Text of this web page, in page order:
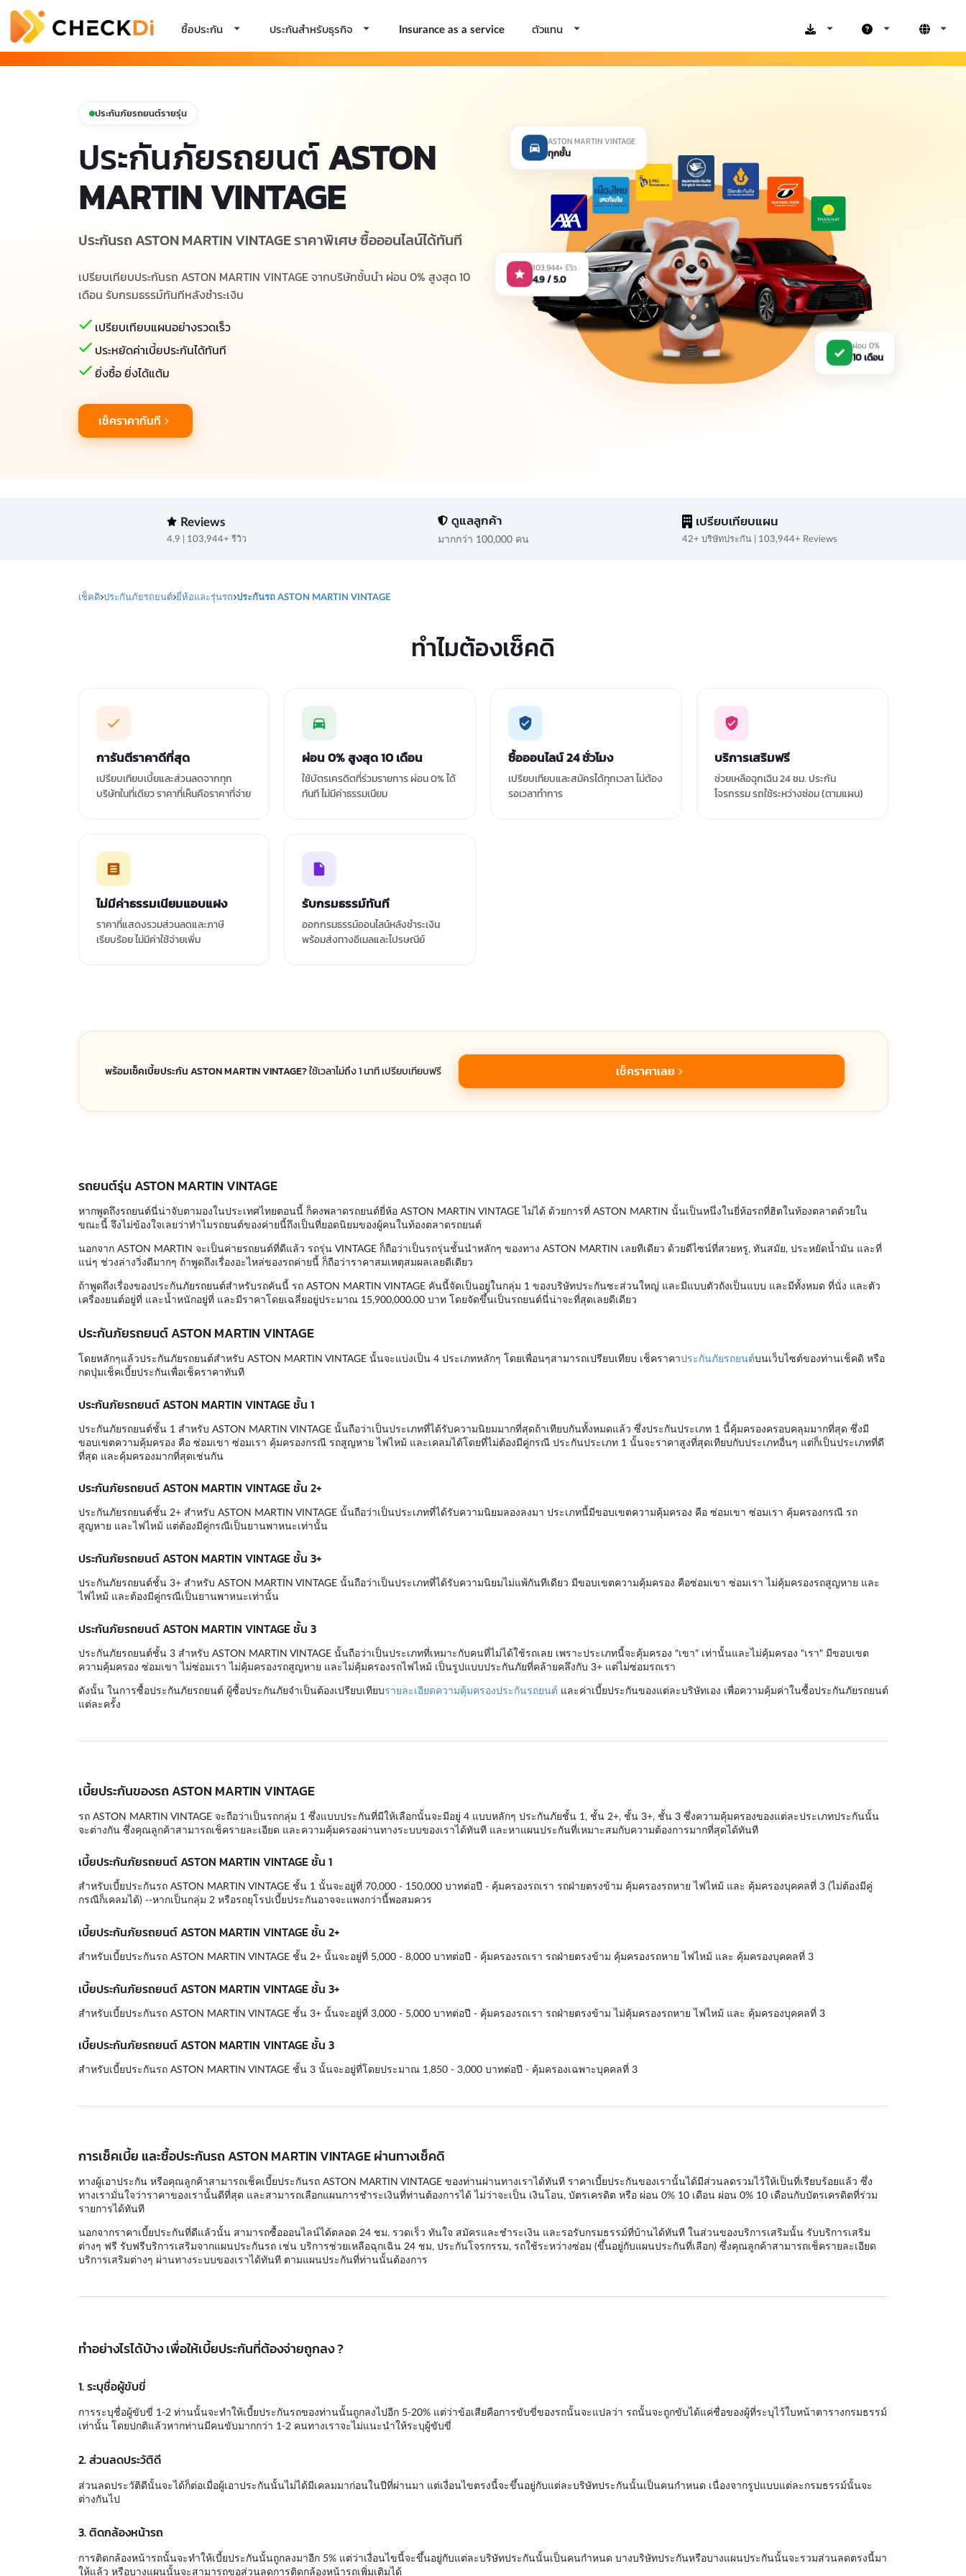
ซื้อประกัน ประกันสำหรับธุรกิจ Insurance as a service ตัวแทน
ประกันภัยรถยนต์รายรุ่น
ประกันภัยรถยนต์ASTON
MARTIN VINTAGE
ประกันรถ ASTON MARTIN VINTAGE ราคาพิเศษ ซื้อออนไลน์ได้ทันที
เปรียบเทียบประกันรถ ASTON MARTIN VINTAGE จากบริษัทชั้นนำ ผ่อน 0% สูงสุด 10
เดือน รับกรมธรรม์ทันทีหลังชำระเงิน
เปรียบเทียบแผนอย่างรวดเร็ว
ประหยัดค่าเบี้ยประกันได้ทันที
ยิ่งซื้อ ยิ่งได้แต้ม
เช็คราคาทันที
ASTON MARTIN VINTAGE
ทุกชั้น
ผ่อน 0%
10 เดือน
103,944+ รีวิว
4.9 / 5.0
Reviews
4.9 | 103,944+ รีวิว
ดูแลลูกค้า
มากกว่า 100,000 คน
เปรียบเทียบแผน
42+ บริษัทประกัน | 103,944+ Reviews
เช็คดิ ประกันภัยรถยนต์ ยี่ห้อและรุ่นรถ ประกันรถ ASTON MARTIN VINTAGE
ทำไมต้องเช็คดิ
การันตีราคาดีที่สุด
เปรียบเทียบเบี้ยและส่วนลดจากทุก
บริษัทในที่เดียว ราคาที่เห็นคือราคาที่จ่าย
ผ่อน 0% สูงสุด 10 เดือน
ใช้บัตรเครดิตที่ร่วมรายการ ผ่อน 0% ได้
ทันที ไม่มีค่าธรรมเนียม
ซื้อออนไลน์ 24 ชั่วโมง
เปรียบเทียบและสมัครได้ทุกเวลา ไม่ต้อง
รอเวลาทำการ
บริการเสริมฟรี
ช่วยเหลือฉุกเฉิน 24 ชม. ประกัน
โจรกรรม รถใช้ระหว่างซ่อม (ตามแผน)
ไม่มีค่าธรรมเนียมแอบแฝง
ราคาที่แสดงรวมส่วนลดและภาษี
เรียบร้อย ไม่มีค่าใช้จ่ายเพิ่ม
รับกรมธรรม์ทันที
ออกกรมธรรม์ออนไลน์หลังชำระเงิน
พร้อมส่งทางอีเมลและไปรษณีย์
พร้อมเช็คเบี้ยประกัน ASTON MARTIN VINTAGE?ใช้เวลาไม่ถึง 1 นาที เปรียบเทียบฟรี เช็คราคาเลย
รถยนต์รุ่น ASTON MARTIN VINTAGE
หากพูดถึงรถยนต์นี่น่าจับตามองในประเทศไทยตอนนี้ ก็คงพลาดรถยนต์ยี่ห้อ ASTON MARTIN VINTAGE ไม่ได้ ด้วยการที่ ASTON MARTIN นั้นเป็นหนึ่งในยี่ห้อรถที่ฮิตในท้องตลาดด้วยใน
ขณะนี้ จึงไม่ข้องใจเลยว่าทำไมรถยนต์ของค่ายนี้ถึงเป็นที่ยอดนิยมของผู้คนในท้องตลาดรถยนต์
นอกจาก ASTON MARTIN จะเป็นค่ายรถยนต์ที่ดีแล้ว รถรุ่น VINTAGE ก็ถือว่าเป็นรถรุ่นชั้นนำหลักๆ ของทาง ASTON MARTIN เลยทีเดียว ด้วยดีไซน์ที่สวยหรู, ทันสมัย, ประหยัดน้ำมัน และที่
แน่ๆ ช่วงล่างวิ่งดีมากๆ ถ้าพูดถึงเรื่องอะไหล่ของรถค่ายนี้ ก็ถือว่าราคาสมเหตุสมผลเลยดีเดียว
ถ้าพูดถึงเรื่องของประกันภัยรถยนต์สำหรับรถคันนี้ รถ ASTON MARTIN VINTAGE คันนี้จัดเป็นอยู่ในกลุ่ม 1 ของบริษัทประกันซะส่วนใหญ่ และมีแบบตัวถังเป็นแบบ และมีทั้งหมด ที่นั่ง และตัว
เครื่องยนต์อยู่ที่ และน้ำหนักอยู่ที่ และมีราคาโดยเฉลี่ยอยู่ประมาณ 15,900,000.00 บาท โดยจัดขึ้นเป็นรถยนต์นี่น่าจะที่สุดเลยดีเดียว
ประกันภัยรถยนต์ ASTON MARTIN VINTAGE
โดยหลักๆแล้วประกันภัยรถยนต์สำหรับ ASTON MARTIN VINTAGE นั้นจะแบ่งเป็น 4 ประเภทหลักๆ โดยเพื่อนๆสามารถเปรียบเทียบ เช็คราคาประกันภัยรถยนต์บนเว็บไซต์ของท่านเช็คดิ หรือ
กดปุ่มเช็คเบี้ยประกันเพื่อเช็คราคาทันที
ประกันภัยรถยนต์ ASTON MARTIN VINTAGE ชั้น 1
ประกันภัยรถยนต์ชั้น 1 สำหรับ ASTON MARTIN VINTAGE นั้นถือว่าเป็นประเภทที่ได้รับความนิยมมากที่สุดถ้าเทียบกันทั้งหมดแล้ว ซึ่งประกันประเภท 1 นี้คุ้มครองครอบคลุมมากที่สุด ซึ่งมี
ขอบเขตความคุ้มครอง คือ ซ่อมเขา ซ่อมเรา คุ้มครองกรณี รถสูญหาย ไฟไหม้ และเคลมได้โดยที่ไม่ต้องมีคู่กรณี ประกันประเภท 1 นั้นจะราคาสูงที่สุดเทียบกับประเภทอื่นๆ แต่ก็เป็นประเภทที่ดี
ที่สุด และคุ้มครองมากที่สุดเช่นกัน
ประกันภัยรถยนต์ ASTON MARTIN VINTAGE ชั้น 2+
ประกันภัยรถยนต์ชั้น 2+ สำหรับ ASTON MARTIN VINTAGE นั้นถือว่าเป็นประเภทที่ได้รับความนิยมลองลงมา ประเภทนี้มีขอบเขตความคุ้มครอง คือ ซ่อมเขา ซ่อมเรา คุ้มครองกรณี รถ
สูญหาย และไฟไหม้ แต่ต้องมีคู่กรณีเป็นยานพาหนะเท่านั้น
ประกันภัยรถยนต์ ASTON MARTIN VINTAGE ชั้น 3+
ประกันภัยรถยนต์ชั้น 3+ สำหรับ ASTON MARTIN VINTAGE นั้นถือว่าเป็นประเภทที่ได้รับความนิยมไม่แพ้กันทีเดียว มีขอบเขตความคุ้มครอง คือซ่อมเขา ซ่อมเรา ไม่คุ้มครองรถสูญหาย และ
ไฟไหม้ และต้องมีคู่กรณีเป็นยานพาหนะเท่านั้น
ประกันภัยรถยนต์ ASTON MARTIN VINTAGE ชั้น 3
ประกันภัยรถยนต์ชั้น 3 สำหรับ ASTON MARTIN VINTAGE นั้นถือว่าเป็นประเภทที่เหมาะกับคนที่ไม่ได้ใช้รถเลย เพราะประเภทนี้จะคุ้มครอง "เขา" เท่านั้นและไม่คุ้มครอง "เรา" มีขอบเขต
ความคุ้มครอง ซ่อมเขา ไม่ซ่อมเรา ไม่คุ้มครองรถสูญหาย และไม่คุ้มครองรถไฟไหม้ เป็นรูปแบบประกันภัยที่คล้ายคลึงกับ 3+ แต่ไม่ซ่อมรถเรา
ดังนั้น ในการซื้อประกันภัยรถยนต์ ผู้ซื้อประกันภัยจำเป็นต้องเปรียบเทียบรายละเอียดความคุ้มครองประกันรถยนต์ และค่าเบี้ยประกันของแต่ละบริษัทเอง เพื่อความคุ้มค่าในซื้อประกันภัยรถยนต์
แต่ละครั้ง
เบี้ยประกันของรถ ASTON MARTIN VINTAGE
รถ ASTON MARTIN VINTAGE จะถือว่าเป็นรถกลุ่ม 1 ซึ่งแบบประกันที่มีให้เลือกนั้นจะมีอยู่ 4 แบบหลักๆ ประกันภัยชั้น 1, ชั้น 2+, ชั้น 3+, ชั้น 3ซึ่งความคุ้มครองของแต่ละประเภทประกันนั้น
จะต่างกัน ซึ่งคุณลูกค้าสามารถเช็ครายละเอียด และความคุ้มครองผ่านทางระบบของเราได้ทันที และหาแผนประกันที่เหมาะสมกับความต้องการมากที่สุดได้ทันที
เบี้ยประกันภัยรถยนต์ ASTON MARTIN VINTAGE ชั้น 1
สำหรับเบี้ยประกันรถ ASTON MARTIN VINTAGE ชั้น 1 นั้นจะอยู่ที่ 70,000 - 150,000 บาทต่อปี - คุ้มครองรถเรา รถฝ่ายตรงข้าม คุ้มครองรถหาย ไฟไหม้ และ คุ้มครองบุคคลที่ 3 (ไม่ต้องมีคู่
กรณีก็เคลมได้) --หากเป็นกลุ่ม 2 หรือรถยุโรปเบี้ยประกันอาจจะแพงกว่านี้พอสมควร
เบี้ยประกันภัยรถยนต์ ASTON MARTIN VINTAGE ชั้น 2+
สำหรับเบี้ยประกันรถ ASTON MARTIN VINTAGE ชั้น 2+ นั้นจะอยู่ที่ 5,000 - 8,000 บาทต่อปี - คุ้มครองรถเรา รถฝ่ายตรงข้าม คุ้มครองรถหาย ไฟไหม้ และ คุ้มครองบุคคลที่ 3
เบี้ยประกันภัยรถยนต์ ASTON MARTIN VINTAGE ชั้น 3+
สำหรับเบี้ยประกันรถ ASTON MARTIN VINTAGE ชั้น 3+ นั้นจะอยู่ที่ 3,000 - 5,000 บาทต่อปี - คุ้มครองรถเรา รถฝ่ายตรงข้าม ไม่คุ้มครองรถหาย ไฟไหม้ และ คุ้มครองบุคคลที่ 3
เบี้ยประกันภัยรถยนต์ ASTON MARTIN VINTAGE ชั้น 3
สำหรับเบี้ยประกันรถ ASTON MARTIN VINTAGE ชั้น 3 นั้นจะอยู่ที่โดยประมาณ 1,850 - 3,000 บาทต่อปี - คุ้มครองเฉพาะบุคคลที่ 3
การเช็คเบี้ย และซื้อประกันรถ ASTON MARTIN VINTAGE ผ่านทางเช็คดิ
ทางผู้เอาประกัน หรือคุณลูกค้าสามารถเช็คเบี้ยประกันรถ ASTON MARTIN VINTAGE ของท่านผ่านทางเราได้ทันที ราคาเบี้ยประกันของเรานั้นได้มีส่วนลดรวมไว้ให้เป็นที่เรียบร้อยแล้ว ซึ่ง
ทางเรามั่นใจว่าราคาของเรานั้นดีที่สุด และสามารถเลือกแผนการชำระเงินที่ท่านต้องการได้ ไม่ว่าจะเป็น เงินโอน, บัตรเครดิต หรือ ผ่อน 0% 10 เดือน ผ่อน 0% 10 เดือนกับบัตรเครดิตที่ร่วม
รายการได้ทันที
นอกจากราคาเบี้ยประกันที่ดีแล้วนั้น สามารถซื้อออนไลน์ได้ตลอด 24 ชม. รวดเร็ว ทันใจ สมัครและชำระเงิน และรอรับกรมธรรม์ที่บ้านได้ทันที ในส่วนของบริการเสริมนั้น รับบริการเสริม
ต่างๆ ฟรี รับฟรีบริการเสริมจากแผนประกันรถ เช่น บริการช่วยเหลือฉุกเฉิน 24 ชม, ประกันโจรกรรม, รถใช้ระหว่างซ่อม (ขึ้นอยู่กับแผนประกันที่เลือก) ซึ่งคุณลูกค้าสามารถเช็ครายละเอียด
บริการเสริมต่างๆ ผ่านทางระบบของเราได้ทันที ตามแผนประกันที่ท่านนั้นต้องการ
ทำอย่างไรได้บ้าง เพื่อให้เบี้ยประกันที่ต้องจ่ายถูกลง ?
1. ระบุชื่อผู้ขับขี่
การระบุชื่อผู้ขับขี่ 1-2 ท่านนั้นจะทำให้เบี้ยประกันรถของท่านนั้นถูกลงไปอีก 5-20% แต่ว่าข้อเสียคือการขับขี่ของรถนั้นจะแปลว่า รถนั้นจะถูกขับได้แค่ชื่อของผู้ที่ระบุไว้ใบหน้าตารางกรมธรรม์
เท่านั้น โดยปกติแล้วหากท่านมีคนขับมากกว่า 1-2 คนทางเราจะไม่แนะนำให้ระบุผู้ขับขี่
2. ส่วนลดประวัติดี
ส่วนลดประวัติดีนั้นจะได้ก็ต่อเมื่อผู้เอาประกันนั้นไม่ได้มีเคลมมาก่อนในปีที่ผ่านมา แต่เงื่อนไขตรงนี้จะขึ้นอยู่กับแต่ละบริษัทประกันนั้นเป็นคนกำหนด เนื่องจากรูปแบบแต่ละกรมธรรม์นั้นจะ
ต่างกันไป
3. ติดกล้องหน้ารถ
การติดกล้องหน้ารถนั้นจะทำให้เบี้ยประกันนั้นถูกลงมาอีก 5% แต่ว่าเงื่อนไขนี้จะขึ้นอยู่กับแต่ละบริษัทประกันนั้นเป็นคนกำหนด บางบริษัทประกันหรือบางแผนประกันนั้นจะรวมส่วนลดตรงนี้มา
ให้แล้ว หรือบางแผนนั้นจะสามารถขอส่วนลดการติดกล้องหน้ารถเพิ่มเติมได้